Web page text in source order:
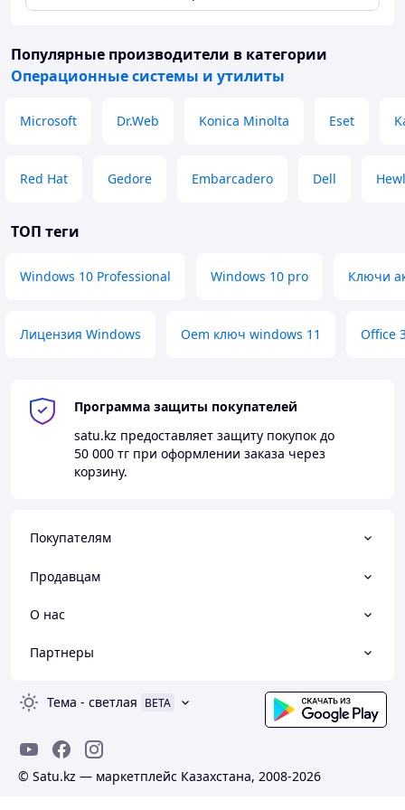
Популярные производители в категории
Операционные системы и утилиты
Microsoft Dr.Web Konica Minolta Eset
Red Hat Gedore Embarcadero Dell
ТОП теги
Windows 10 Professional Windows 10 pro Ключи
Лицензия Windows Oem ключ windows 11 Office
Программа защиты покупателей
satu.kz предоставляет защиту покупок до
50 000 тг при оформлении заказа через
корзину.
Покупателям
Продавцам
О нас
Партнеры
Тема - светлая BETA
© Satu.kz — маркетплейс Казахстана, 2008-2026